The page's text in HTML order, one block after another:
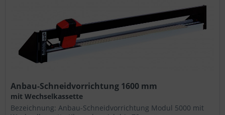
Anbau-Schneidvorrichtung 1600 mm
mit Wechselkassette
Bezeichnung: Anbau-Schneidvorrichtung Modul 5000 mit